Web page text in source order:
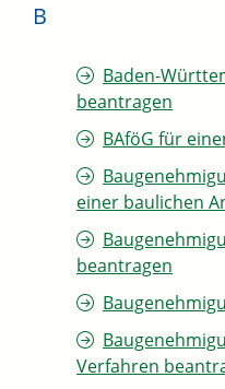
B
Baden-
beantragen
BAföG für
einer baulichen
beantragen
Verfahren